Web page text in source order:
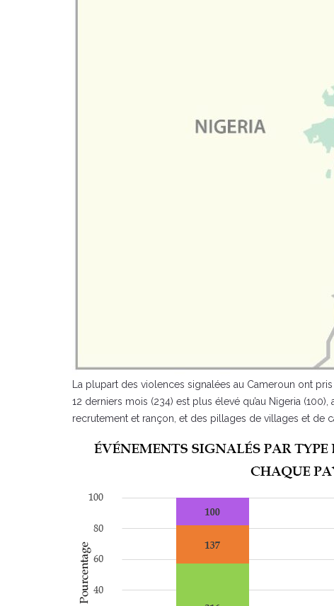
La plupart des violences signalées au Cameroun ont
12 derniers mois (234) est plus élevé qu’au Nigeria
recrutement et rançon, et des pillages de villages et de